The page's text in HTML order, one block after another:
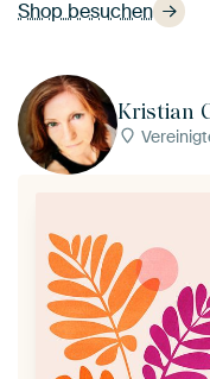
Shop besuchen
Kristian